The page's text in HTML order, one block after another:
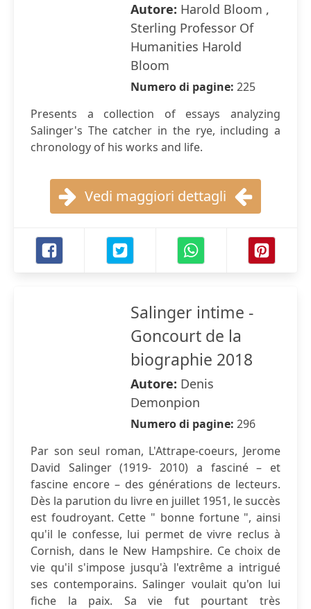
Autore: Harold Bloom ,
Sterling Professor Of
Humanities Harold
Bloom
Numero di pagine: 225
Presents a collection of essays analyzing
Salinger's The catcher in the rye, including a
chronology of his works and life.
Vedi maggiori dettagli
Salinger intime -
Goncourt de la
biographie 2018
Autore: Denis
Demonpion
Numero di pagine: 296
Par son seul roman, L'Attrape-coeurs, Jerome
David Salinger (1919- 2010) a fasciné – et
fascine encore – des générations de lecteurs.
Dès la parution du livre en juillet 1951, le succès
est foudroyant. Cette " bonne fortune ", ainsi
qu'il le confesse, lui permet de vivre reclus à
Cornish, dans le New Hampshire. Ce choix de
vie qu'il s'impose jusqu'à l'extrême a intrigué
ses contemporains. Salinger voulait qu'on lui
fiche la paix. Sa vie fut pourtant très